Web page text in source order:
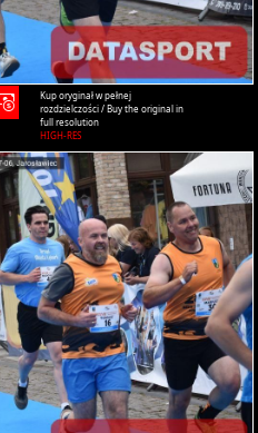
Kup oryginał w pełnej
rozdzielczości / Buy the original in
full resolution
HIGH-RES